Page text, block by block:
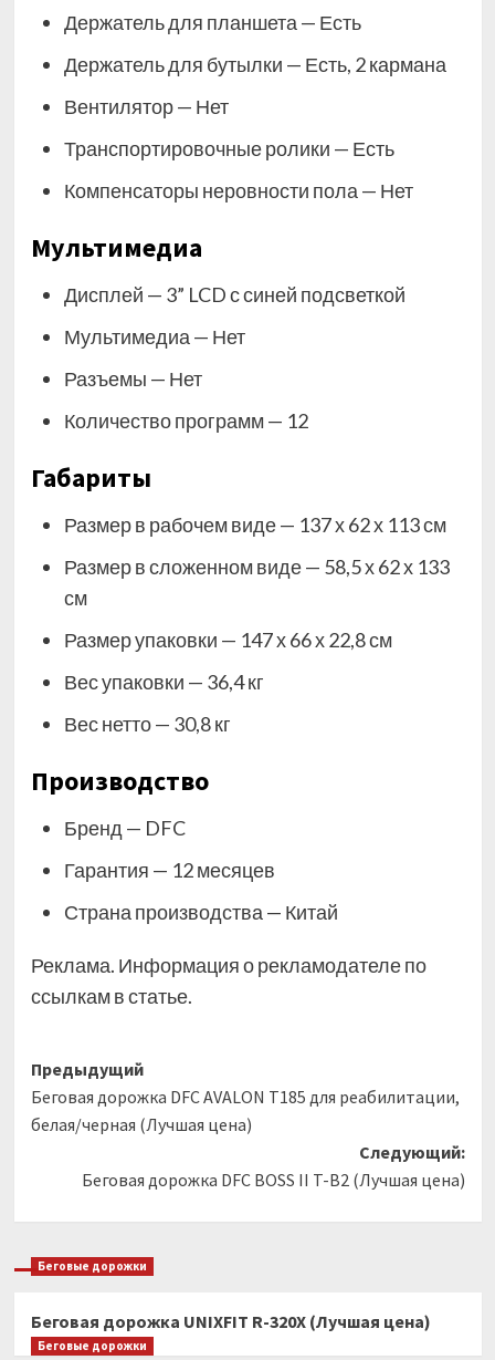
Держатель для планшета — Есть
Держатель для бутылки — Есть, 2 кармана
Вентилятор — Нет
Транспортировочные ролики — Есть
Компенсаторы неровности пола — Нет
Мультимедиа
Дисплей — 3” LCD с синей подсветкой
Мультимедиа — Нет
Разъемы — Нет
Количество программ — 12
Габариты
Размер в рабочем виде — 137 х 62 х 113 см
Размер в сложенном виде — 58,5 х 62 х 133
см
Размер упаковки — 147 х 66 х 22,8 см
Вес упаковки — 36,4 кг
Вес нетто — 30,8 кг
Производство
Бренд — DFC
Гарантия — 12 месяцев
Страна производства — Китай
Реклама. Информация о рекламодателе по
ссылкам в статье.
Навигация
записи
Предыдущий
Беговая дорожка DFC AVALON T185 для реабилитации,
белая/черная (Лучшая цена)
Следующий:
Беговая дорожка DFC BOSS II T-B2 (Лучшая цена)
Беговые дорожки
Беговая дорожка UNIXFIT R-320X (Лучшая цена)
Беговые дорожки